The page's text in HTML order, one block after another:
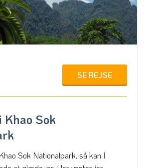
SE REJSE
Sok
Sok Nationalpark, så kan I